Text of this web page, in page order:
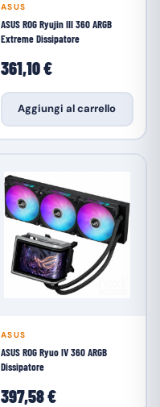
ASUS
ASUS ROG Ryujin III 360 ARGB
Extreme Dissipatore
361,10 €
Aggiungi al carrello
ASUS
ASUS ROG Ryuo IV 360 ARGB
Dissipatore
397,58 €